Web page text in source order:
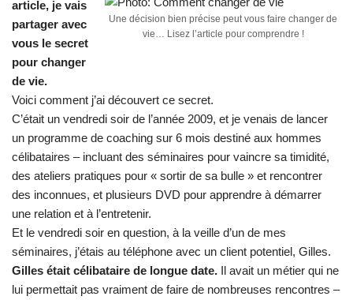
Une décision bien précise peut vous faire changer de
vie… Lisez l’article pour comprendre !
article, je vais
partager avec
vous le secret
pour changer
de vie.
Voici comment j’ai découvert ce secret.
C’était un vendredi soir de l’année 2009, et je venais de lancer
un programme de coaching sur 6 mois destiné aux hommes
célibataires – incluant des séminaires pour vaincre sa timidité,
des ateliers pratiques pour « sortir de sa bulle » et rencontrer
des inconnues, et plusieurs DVD pour apprendre à démarrer
une relation et à l’entretenir.
Et le vendredi soir en question, à la veille d’un de mes
séminaires, j’étais au téléphone avec un client potentiel, Gilles.
Gilles était célibataire de longue date. Il avait un métier qui ne
lui permettait pas vraiment de faire de nombreuses rencontres –